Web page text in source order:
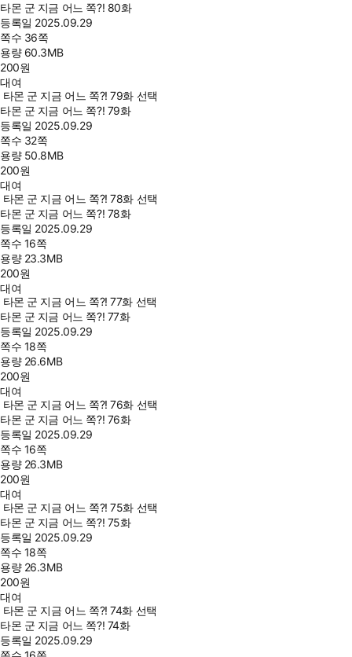
타몬 군 지금 어느 쪽?! 80화
등록일 2025.09.29
쪽수 36쪽
용량 60.3MB
200원
대여
타몬 군 지금 어느 쪽?! 79화 선택
타몬 군 지금 어느 쪽?! 79화
등록일 2025.09.29
쪽수 32쪽
용량 50.8MB
200원
대여
타몬 군 지금 어느 쪽?! 78화 선택
타몬 군 지금 어느 쪽?! 78화
등록일 2025.09.29
쪽수 16쪽
용량 23.3MB
200원
대여
타몬 군 지금 어느 쪽?! 77화 선택
타몬 군 지금 어느 쪽?! 77화
등록일 2025.09.29
쪽수 18쪽
용량 26.6MB
200원
대여
타몬 군 지금 어느 쪽?! 76화 선택
타몬 군 지금 어느 쪽?! 76화
등록일 2025.09.29
쪽수 16쪽
용량 26.3MB
200원
대여
타몬 군 지금 어느 쪽?! 75화 선택
타몬 군 지금 어느 쪽?! 75화
등록일 2025.09.29
쪽수 18쪽
용량 26.3MB
200원
대여
타몬 군 지금 어느 쪽?! 74화 선택
타몬 군 지금 어느 쪽?! 74화
등록일 2025.09.29